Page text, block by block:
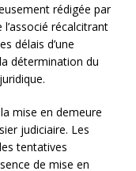
rédigée par
récalcitrant
délais d’une
détermination du
mise en demeure
judiciaire. Les
tentatives
de mise en